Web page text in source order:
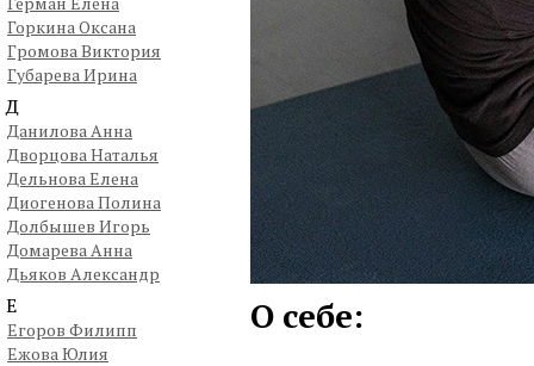
Горкина Оксана
Громова Виктория
Губарева Ирина
Д
Данилова Анна
Дворцова Наталья
Дельнова Елена
Диогенова Полина
Долбышев Игорь
Домарева Анна
Дьяков Александр
Е
Егоров Филипп
Ежова Юлия
О себе: